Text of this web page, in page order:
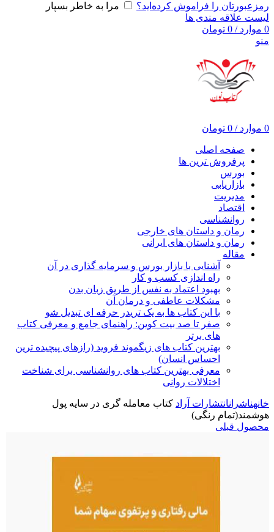
رمزعبورتان را فراموش کرده‌اید؟
مرا به خاطر بسپار
لیست علاقه مندی ها
0 موارد /
0 تومان
منو
0 موارد /
0 تومان
صفحه اصلی
پرفروش ترین ها
بورس
بازاریابی
مدیریت
اقتصاد
روانشناسی
رمان و داستان های خارجی
رمان و داستان های ایرانی
مقاله
آشنایی با بازار بورس و سرمایه گذاری در آن
راه اندازی کسب و کار
بهبود اعتماد به نفس از طریق زبان بدن
مشکلات عاطفی و درمان آن
با این کتاب ها به یک تریدر حرفه ای تبدیل شو
صفر تا صد بیت کوین: راهنمای جامع و معرفی کتاب
های برتر
بهترین کتاب های زیگموند فروید (رازهای پیچیده ترین
احساس انسان)
معرفی بهترین کتاب های روانشناسی برای شناخت
اختلالات روانی
خانهناشرانانتشارات آراد کتاب معامله گری در سایه پول
هوشمند(تمام رنگی)
محصول قبلی